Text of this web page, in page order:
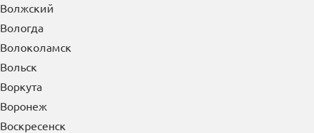
Волжский
Вологда
Волоколамск
Вольск
Воркута
Воронеж
Воскресенск